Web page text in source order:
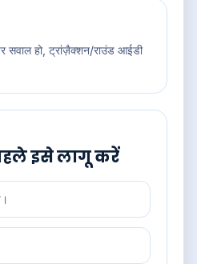
सवाल हो, ट्रांज़ैक्शन/राउंड आईडी
इसे लागू करें